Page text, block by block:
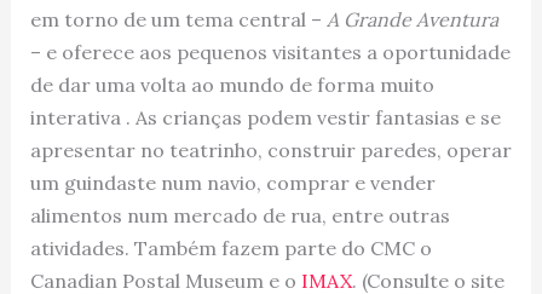
em torno de um tema central – A Grande Aventura
– e oferece aos pequenos visitantes a oportunidade
de dar uma volta ao mundo de forma muito
interativa . As crianças podem vestir fantasias e se
apresentar no teatrinho, construir paredes, operar
um guindaste num navio, comprar e vender
alimentos num mercado de rua, entre outras
atividades. Também fazem parte do CMC o
Canadian Postal Museum e o IMAX. (Consulte o site